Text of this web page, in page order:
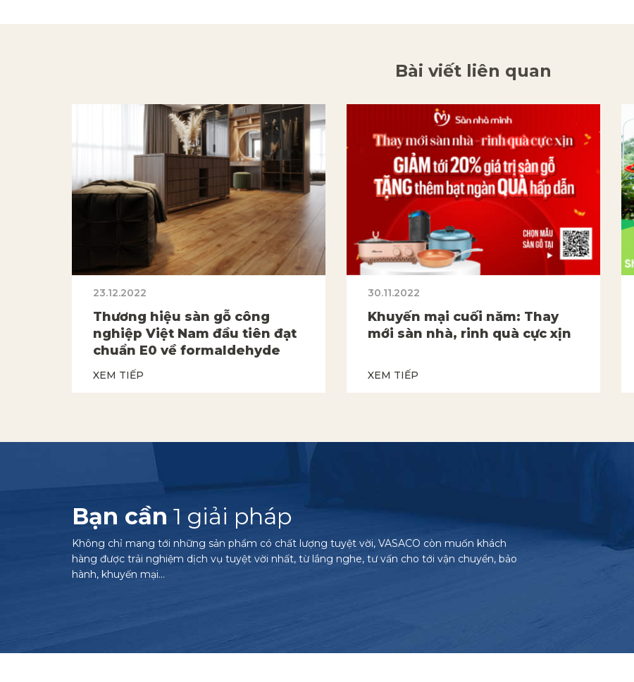
Bài viết liên quan
23.12.2022
Thương hiệu sàn gỗ công
nghiệp Việt Nam đầu tiên đạt
chuẩn E0 về formaldehyde
XEM TIẾP
30.11.2022
Khuyến mại cuối năm: Thay
mới sàn nhà, rinh quà cực xịn
XEM TIẾP
Bạn cần 1 giải pháp
Không chỉ mang tới những sản phẩm có chất lượng tuyệt vời, VASACO còn muốn khách
hàng được trải nghiệm dịch vụ tuyệt vời nhất, từ lắng nghe, tư vấn cho tới vận chuyển, bảo
hành, khuyến mại…